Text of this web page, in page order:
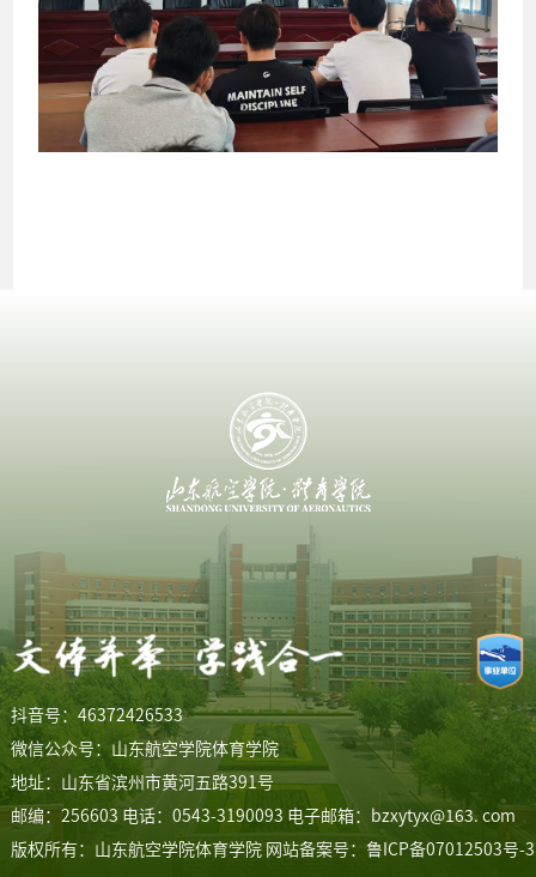
抖音号：46372426533
微信公众号：山东航空学院体育学院
地址：山东省滨州市黄河五路391号
邮编：256603 电话：0543-3190093 电子邮箱：bzxytyx@163. com
版权所有：山东航空学院体育学院 网站备案号：鲁ICP备07012503号-3